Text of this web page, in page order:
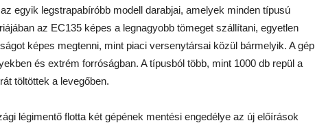
egyik legstrapabíróbb modell darabjai, amelyek minden típusú
az EC135 képes a legnagyobb tömeget szállítani, egyetlen
képes megtenni, mint piaci versenytársai közül bármelyik. A gép
és extrém forróságban. A típusból több, mint 1000 db repül a
töltöttek a levegőben.
légimentő flotta két gépének mentési engedélye az új előírások